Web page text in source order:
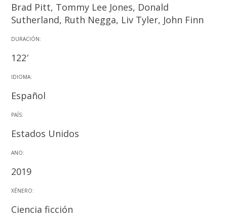
Brad Pitt, Tommy Lee Jones, Donald
Sutherland, Ruth Negga, Liv Tyler, John Finn
DURACIÓN:
122′
IDIOMA:
Español
PAÍS:
Estados Unidos
ANO:
2019
XÉNERO:
Ciencia ficción